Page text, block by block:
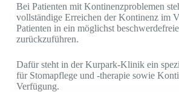
Bei Patienten mit Kontinenzproblemen
vollständige Erreichen der Kontinenz im
Patienten in ein möglichst
zurückzuführen.
Dafür steht in der Kurpark-Klinik ein
für Stomapflege und -therapie sowie
Verfügung.